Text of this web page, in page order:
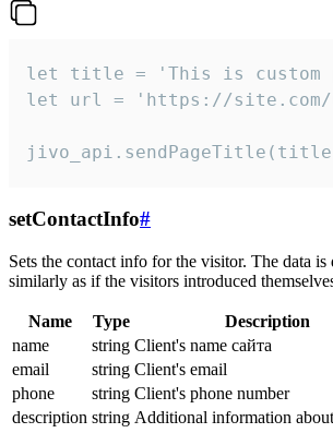
let title = 'This is custom
let url = 'https://site.com/
setContactInfo#
Sets the contact info for the visitor. The data is
similarly as if the visitors introduced
Name Type
Description
name
string Client's name сайта
email
string Client's email
phone
string Client's phone number
description string Additional information